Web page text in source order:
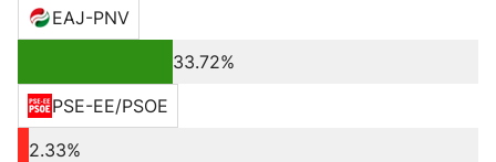
EAJ-PNV
33.72%
PSE-EE/PSOE
2.33%